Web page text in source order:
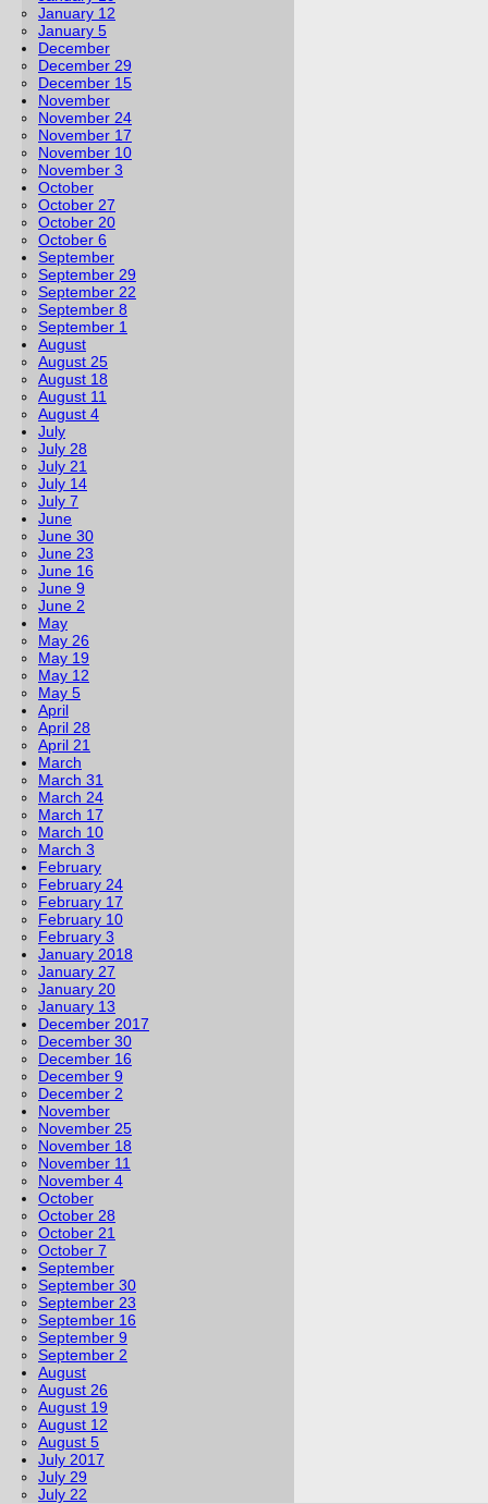
January 12
January 5
December
December 29
December 15
November
November 24
November 17
November 10
November 3
October
October 27
October 20
October 6
September
September 29
September 22
September 8
September 1
August
August 25
August 18
August 11
August 4
July
July 28
July 21
July 14
July 7
June
June 30
June 23
June 16
June 9
June 2
May
May 26
May 19
May 12
May 5
April
April 28
April 21
March
March 31
March 24
March 17
March 10
March 3
February
February 24
February 17
February 10
February 3
January 2018
January 27
January 20
January 13
December 2017
December 30
December 16
December 9
December 2
November
November 25
November 18
November 11
November 4
October
October 28
October 21
October 7
September
September 30
September 23
September 16
September 9
September 2
August
August 26
August 19
August 12
August 5
July 2017
July 29
July 22